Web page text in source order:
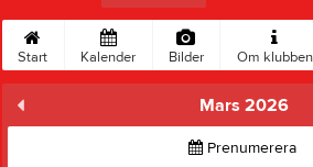
Start Kalender Bilder Om klubben
Mars 2026
Prenumerera